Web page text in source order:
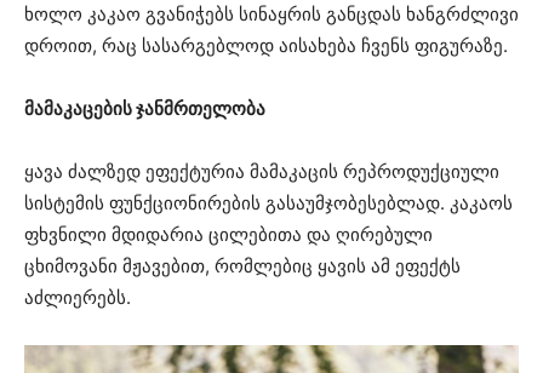
ხოლო კაკაო გვანიჭებს სინაყრის განცდას ხანგრძლივი
დროით, რაც სასარგებლოდ აისახება ჩვენს ფიგურაზე.
მამაკაცების ჯანმრთელობა
ყავა ძალზედ ეფექტურია მამაკაცის რეპროდუქციული
სისტემის ფუნქციონირების გასაუმჯობესებლად. კაკაოს
ფხვნილი მდიდარია ცილებითა და ღირებული
ცხიმოვანი მჟავებით, რომლებიც ყავის ამ ეფექტს
აძლიერებს.